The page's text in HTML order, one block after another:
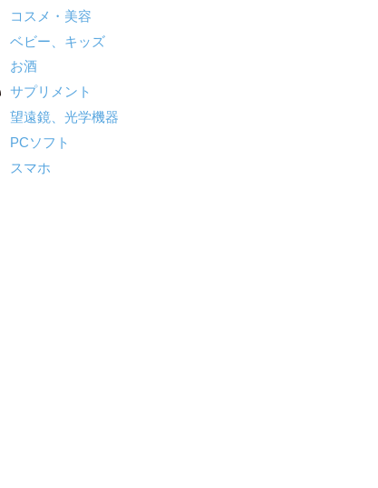
コスメ・美容
ベビー、キッズ
お酒
サプリメント
望遠鏡、光学機器
PCソフト
スマホ